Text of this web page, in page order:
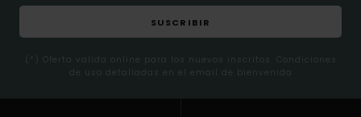
SUSCRIBIR
(*) Oferta valida online para los nuevos inscritos. Condiciones
de uso detalladas en el email de bienvenida